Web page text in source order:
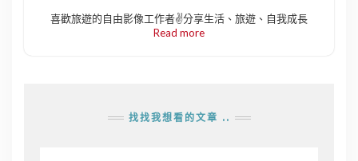
喜歡旅遊的自由影像工作者✌️分享生活、旅遊、自我成長
Read more
找找我想看的文章 ..